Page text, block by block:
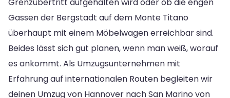
Grenzübertritt aufgehalten wird oder ob die engen
Gassen der Bergstadt auf dem Monte Titano
überhaupt mit einem Möbelwagen erreichbar sind.
Beides lässt sich gut planen, wenn man weiß, worauf
es ankommt. Als Umzugsunternehmen mit
Erfahrung auf internationalen Routen begleiten wir
deinen Umzug von Hannover nach San Marino von